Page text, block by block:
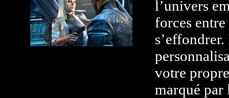
l’univers
forces
votre
marqué par